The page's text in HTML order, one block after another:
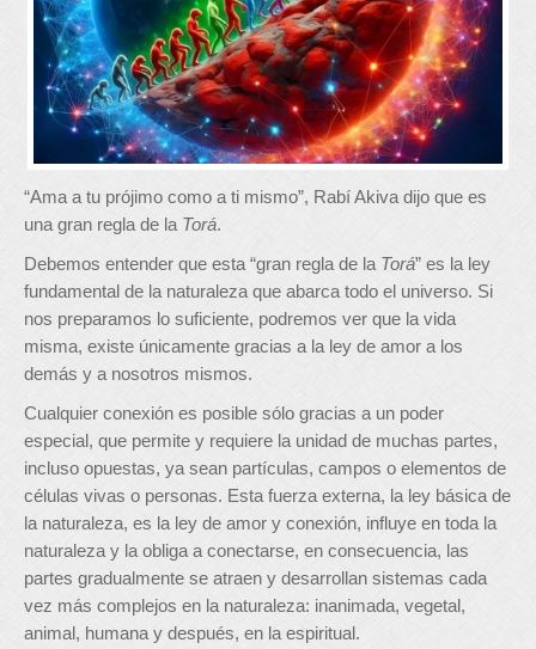
“Ama a tu prójimo como a ti mismo”, Rabí Akiva dijo que es
una gran regla de la Torá.
Debemos entender que esta “gran regla de la Torá” es la ley
fundamental de la naturaleza que abarca todo el universo. Si
nos preparamos lo suficiente, podremos ver que la vida
misma, existe únicamente gracias a la ley de amor a los
demás y a nosotros mismos.
Cualquier conexión es posible sólo gracias a un poder
especial, que permite y requiere la unidad de muchas partes,
incluso opuestas, ya sean partículas, campos o elementos de
células vivas o personas. Esta fuerza externa, la ley básica de
la naturaleza, es la ley de amor y conexión, influye en toda la
naturaleza y la obliga a conectarse, en consecuencia, las
partes gradualmente se atraen y desarrollan sistemas cada
vez más complejos en la naturaleza: inanimada, vegetal,
animal, humana y después, en la espiritual.